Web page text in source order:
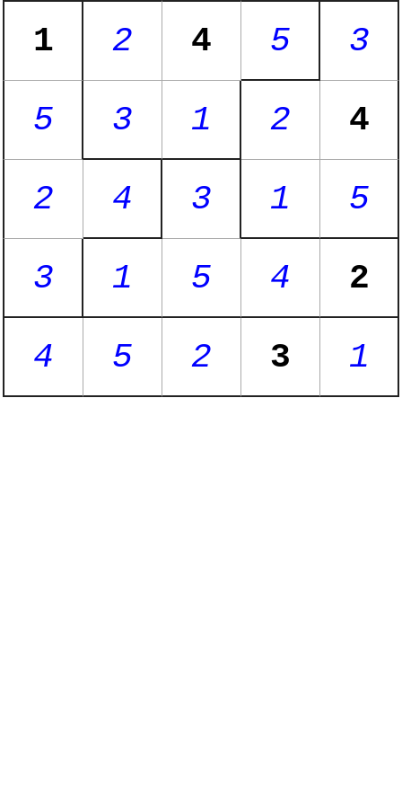
1 2 4 5 3
5 3 1 2 4
2 4 3 1 5
3 1 5 4 2
4 5 2 3 1